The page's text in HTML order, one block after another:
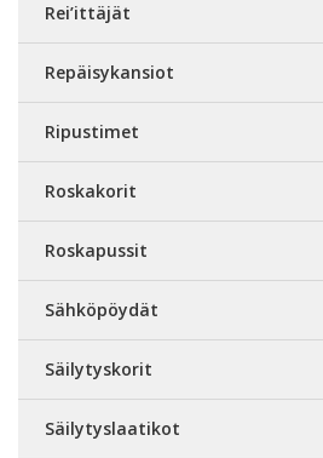
Rei’ittäjät
Repäisykansiot
Ripustimet
Roskakorit
Roskapussit
Sähköpöydät
Säilytyskorit
Säilytyslaatikot